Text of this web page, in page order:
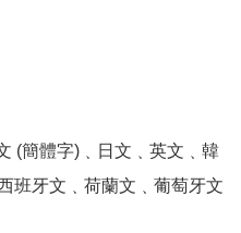
(簡體字)﹑日文﹑英文﹑韓
班牙文﹑荷蘭文﹑葡萄牙文